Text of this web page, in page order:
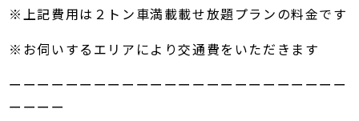
※上記費用は２トン車満載載せ放題プランの料金です
※お伺いするエリアにより交通費をいただきます
ーーーーーーーーーーーーーーーーーーーーーーーー
ーーーー